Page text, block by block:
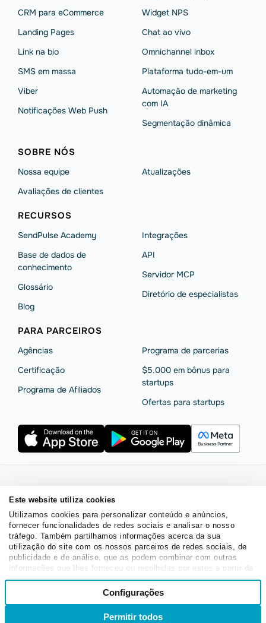
Este website utiliza cookies
Utilizamos cookies para personalizar conteúdo e anúncios,
fornecer funcionalidades de redes sociais e analisar o nosso
tráfego. Também partilhamos informações acerca da sua
utilização do site com os nossos parceiros de redes sociais, de
publicidade e de análise, que as podem combinar com outras
informações que lhes forneceu ou recolhidas por estes a partir da
sua utilização dos respetivos serviços.
Seleção
consentimento
Configurações
Permitir todos
CRM para eCommerce
Landing Pages
Link na bio
SMS em massa
Viber
Notificações Web Push
Widget NPS
Chat ao vivo
Omnichannel inbox
Plataforma tudo-em-um
Automação de marketing
com IA
Segmentação dinâmica
SOBRE NÓS
Nossa equipe
Avaliações de clientes
Atualizações
RECURSOS
SendPulse Academy
Base de dados de
conhecimento
Glossário
Blog
Integrações
API
Servidor MCP
Diretório de especialistas
PARA PARCEIROS
Agências
Сertificação
Programa de Afiliados
Programa de parcerias
$5.000 em bônus para
startups
Ofertas para startups
Segurança e privacidade da SendPulse
Acordo de processamento de dados
Copyright © 2015 - 2026. SendPulse. Todos os direitos
reservados.